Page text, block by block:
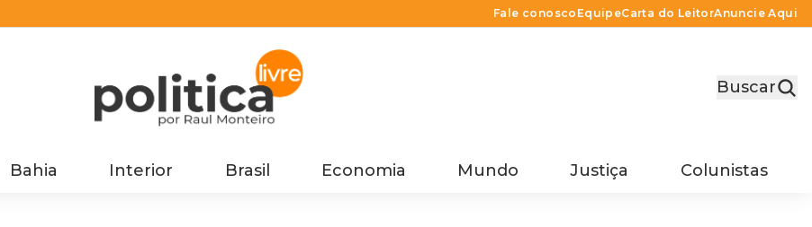
Fale conosco EquipeCarta do LeitorAnuncie Aqui
Buscar
Bahia Interior Brasil Economia Mundo Justiça Colunistas